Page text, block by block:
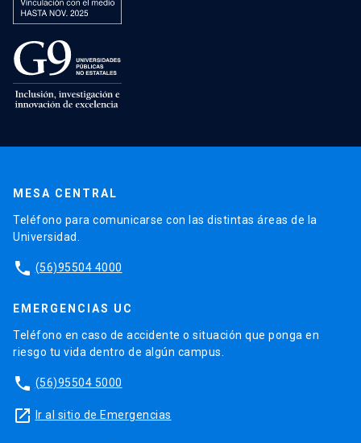
MESA CENTRAL
Teléfono para comunicarse con las distintas áreas de la
Universidad.
phone (56)95504 4000
EMERGENCIAS UC
Teléfono en caso de accidente o situación que ponga en
riesgo tu vida dentro de algún campus.
phone (56)95504 5000
launch Ir al sitio de Emergencias